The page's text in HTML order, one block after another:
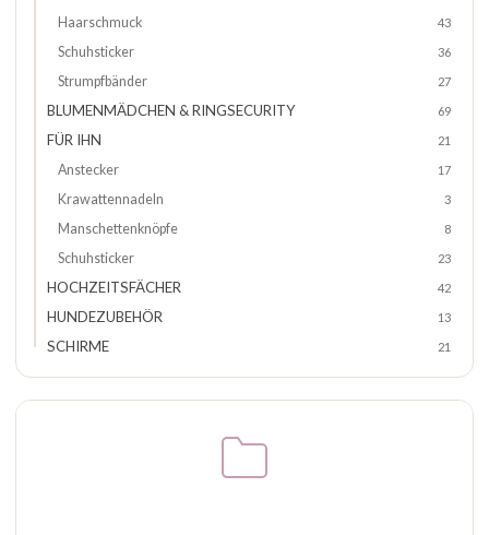
Haarschmuck
43
Schuhsticker 36
Strumpfbänder 27
BLUMENMÄDCHEN & RINGSECURITY 69
FÜR IHN 21
Anstecker 17
Krawattennadeln 3
Manschettenknöpfe 8
Schuhsticker 23
HOCHZEITSFÄCHER 42
HUNDEZUBEHÖR 13
SCHIRME 21